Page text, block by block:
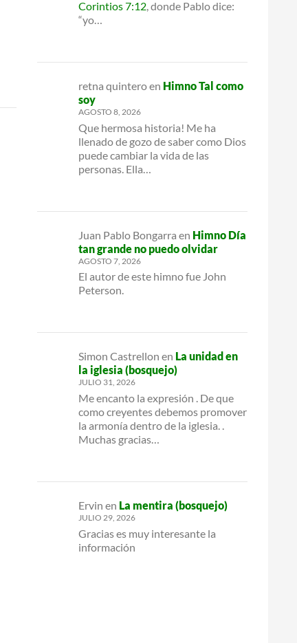
Corintios 7:12 , donde Pablo dice:
“yo…
retna quinteroen Himno Tal como
soy
AGOSTO 8, 2026
Que hermosa historia! Me ha
llenado de gozo de saber como Dios
puede cambiar la vida de las
personas. Ella…
Juan Pablo Bongarra en Himno Día
tan grande no puedo olvidar
AGOSTO 7, 2026
El autor de este himno fue John
Peterson.
Simon Castrellon en La unidad en
la iglesia (bosquejo)
JULIO 31, 2026
Me encanto la expresión . De que
como creyentes debemos promover
la armonía dentro de la iglesia. .
Muchas gracias…
Ervin en La mentira (bosquejo)
JULIO 29, 2026
Gracias es muy interesante la
información